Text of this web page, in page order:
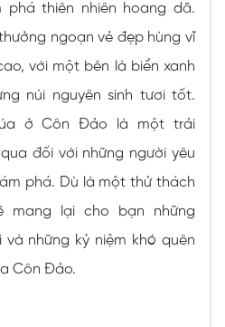
phá thiên nhiên hoang dã.
ngoạn vẻ đẹp hùng vĩ
với một bên là biển xanh
núi nguyên sinh tươi tốt.
ở Côn Đảo là một trải
đối với những người yêu
phá. Dù là một thử thách
mang lại cho bạn những
những kỷ niệm khó quên
Côn Đảo.